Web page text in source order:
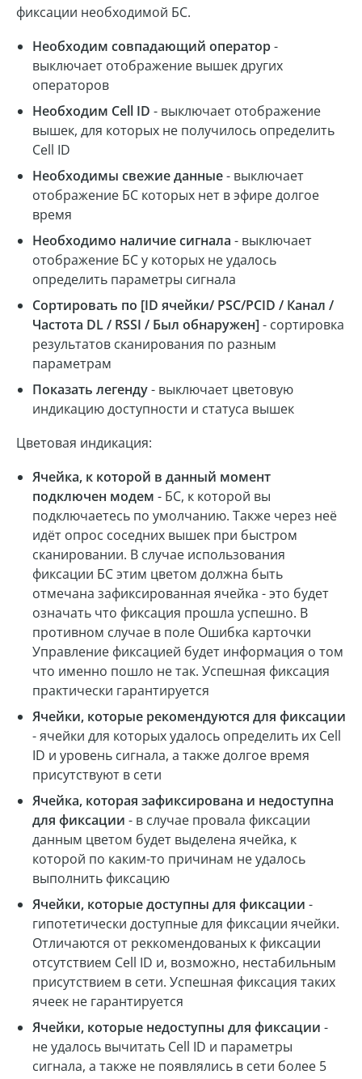
фиксации необходимой БС.
Необходим совпадающий оператор-
выключает отображение вышек других
операторов
Необходим Cell ID - выключает отображение
вышек, для которых не получилось определить
Cell ID
Необходимы свежие данные- выключает
отображение БС которых нет в эфире долгое
время
Необходимо наличие сигнала - выключает
отображение БС у которых не удалось
определить параметры сигнала
Сортировать по [ID ячейки/ PSC/PCID / Канал /
Частота DL / RSSI / Был обнаружен] - сортировка
результатов сканирования по разным
параметрам
Показать легенду- выключает цветовую
индикацию доступности и статуса вышек
Цветовая индикация:
Ячейка, к которой в данный момент
подключен модем - БС, к которой вы
подключаетесь по умолчанию. Также через неё
идёт опрос соседних вышек при быстром
сканировании. В случае использования
фиксации БС этим цветом должна быть
отмечана зафиксированная ячейка - это будет
означать что фиксация прошла успешно. В
противном случае в поле Ошибка карточки
Управление фиксацией будет информация о том
что именно пошло не так. Успешная фиксация
практически гарантируется
Ячейки, которые рекомендуются для фиксации
- ячейки для которых удалось определить их Cell
ID и уровень сигнала, а также долгое время
присутствуют в сети
Ячейка, которая зафиксирована и недоступна
для фиксации - в случае провала фиксации
данным цветом будет выделена ячейка, к
которой по каким-то причинам не удалось
выполнить фиксацию
Ячейки, которые доступны для фиксации -
гипотетически доступные для фиксации ячейки.
Отличаются от реккомендованых к фиксации
отсутствием Cell ID и, возможно, нестабильным
присутствием в сети. Успешная фиксация таких
ячеек не гарантируется
Ячейки, которые недоступны для фиксации -
не удалось вычитать Cell ID и параметры
сигнала, а также не появлялись в сети более 5